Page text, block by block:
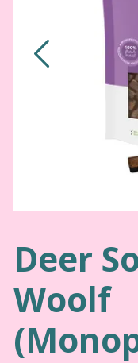
Deer
Woolf